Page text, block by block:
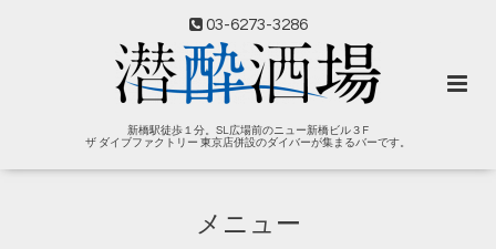
03-6273-3286
新橋駅徒歩１分。SL広場前のニュー新橋ビル３F
ザ ダイブファクトリー 東京店併設のダイバーが集まるバーです。
メニュー